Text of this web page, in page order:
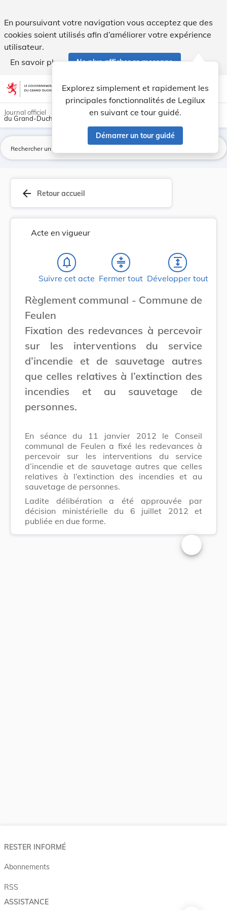
En poursuivant votre navigation vous acceptez que des
cookies soient utilisés afin d’améliorer votre expérience
utilisateur.
En savoir plus
Ne plus afficher ce message
Aller au contenu account_circle help Aide
Explorez simplement et rapidement les
principales fonctionnalités de Legilux
en suivant ce tour guidé.
Démarrer un tour guidé
light_mode dark_mode
Journal officiel
du Grand-Duché de Luxembourg
arrow_back Retour accueil
Acte en vigueur
notifications_none
Suivre cet acte
compress
Fermer tout
expand
Développer tout
Règlement communal - Commune de
Feulen
Fixation des redevances à percevoir
sur les interventions du service
d’incendie et de sauvetage autres
que celles relatives à l’extinction des
incendies et au sauvetage de
personnes.
En séance du 11 janvier 2012 le Conseil
communal de Feulen a fixé les redevances à
percevoir sur les interventions du service
d’incendie et de sauvetage autres que celles
relatives à l’extinction des incendies et au
sauvetage de personnes.
Ladite délibération a été approuvée par
décision ministérielle du 6 juillet 2012 et
publiée en due forme.
Changer la
RESTER INFORMÉ
Abonnements
RSS
ASSISTANCE